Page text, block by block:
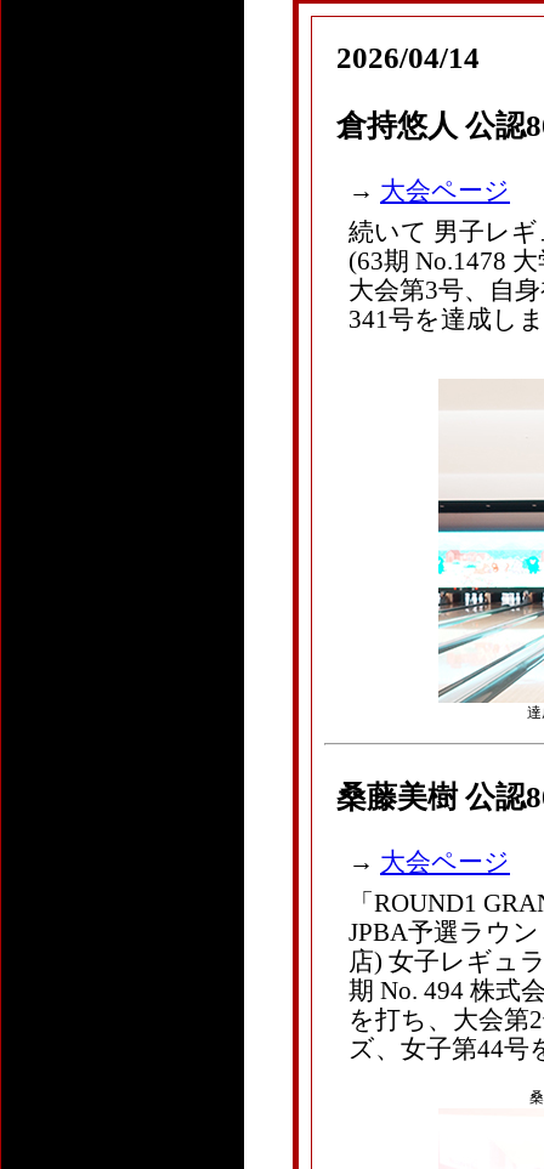
2026/04/14
倉持悠人 公認
→ 大会ページ
続いて 男子レ
(63期 No.1478
大会第3号、自
341号を達成し
達
桑藤美樹 公認
→ 大会ページ
「ROUND1
JPBA予選ラウ
店) 女子レギュ
期 No. 494 株式
を打ち、大会第
ズ、女子第44号